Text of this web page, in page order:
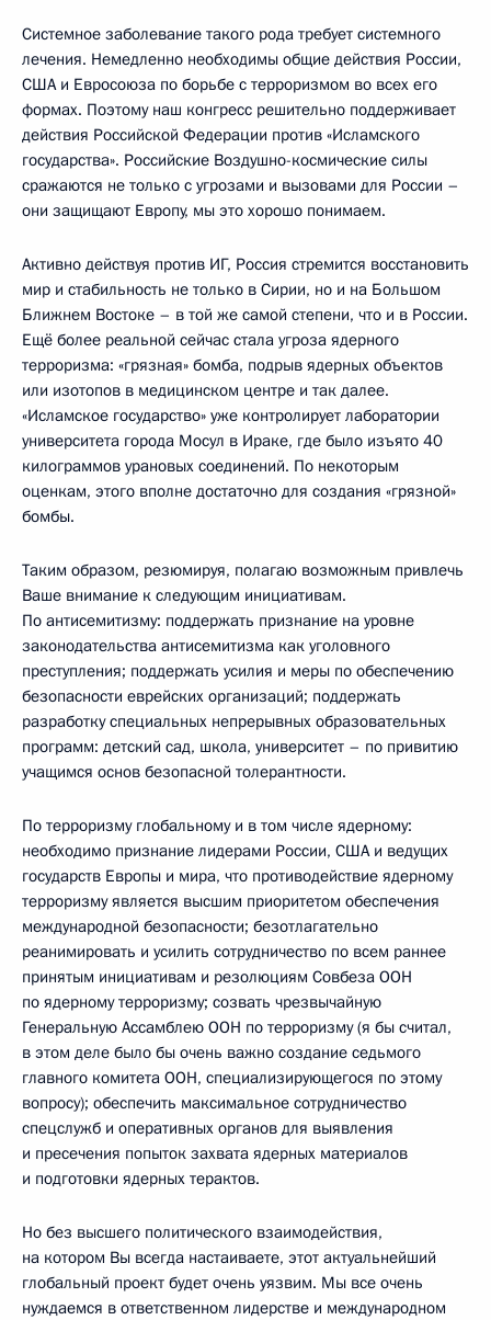
Системное заболевание такого рода требует системного
лечения. Немедленно необходимы общие действия России,
США и Евросоюза по борьбе с терроризмом во всех его
формах. Поэтому наш конгресс решительно поддерживает
действия Российской Федерации против «Исламского
государства». Российские Воздушно-космические силы
сражаются не только с угрозами и вызовами для России –
они защищают Европу, мы это хорошо понимаем.
Активно действуя против ИГ, Россия стремится восстановить
мир и стабильность не только в Сирии, но и на Большом
Ближнем Востоке – в той же самой степени, что и в России.
Ещё более реальной сейчас стала угроза ядерного
терроризма: «грязная» бомба, подрыв ядерных объектов
или изотопов в медицинском центре и так далее.
«Исламское государство» уже контролирует лаборатории
университета города Мосул в Ираке, где было изъято 40
килограммов урановых соединений. По некоторым
оценкам, этого вполне достаточно для создания «грязной»
бомбы.
Таким образом, резюмируя, полагаю возможным привлечь
Ваше внимание к следующим инициативам.
По антисемитизму: поддержать признание на уровне
законодательства антисемитизма как уголовного
преступления; поддержать усилия и меры по обеспечению
безопасности еврейских организаций; поддержать
разработку специальных непрерывных образовательных
программ: детский сад, школа, университет – по привитию
учащимся основ безопасной толерантности.
По терроризму глобальному и в том числе ядерному:
необходимо признание лидерами России, США и ведущих
государств Европы и мира, что противодействие ядерному
терроризму является высшим приоритетом обеспечения
международной безопасности; безотлагательно
реанимировать и усилить сотрудничество по всем раннее
принятым инициативам и резолюциям Совбеза ООН
по ядерному терроризму; созвать чрезвычайную
Генеральную Ассамблею ООН по терроризму (я бы считал,
в этом деле было бы очень важно создание седьмого
главного комитета ООН, специализирующегося по этому
вопросу); обеспечить максимальное сотрудничество
спецслужб и оперативных органов для выявления
и пресечения попыток захвата ядерных материалов
и подготовки ядерных терактов.
Но без высшего политического взаимодействия,
на котором Вы всегда настаиваете, этот актуальнейший
глобальный проект будет очень уязвим. Мы все очень
нуждаемся в ответственном лидерстве и международном